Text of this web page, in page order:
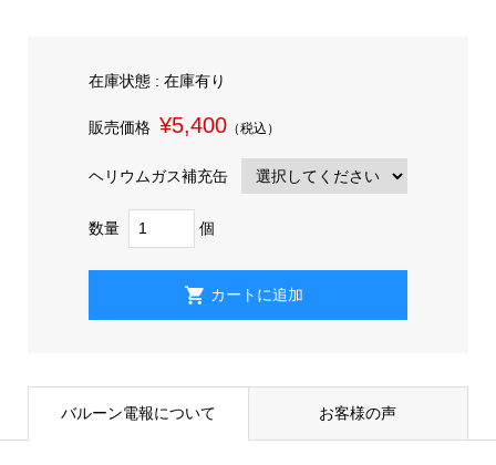
在庫状態 : 在庫有り
販売価格 ¥5,400（税込）
ヘリウムガス補充缶
数量 個
バルーン電報について お客様の声